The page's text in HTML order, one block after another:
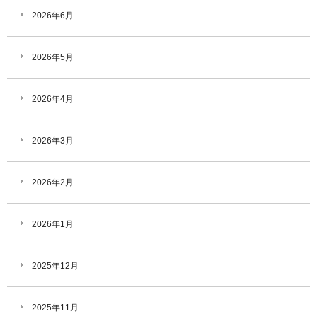
2026年6月
2026年5月
2026年4月
2026年3月
2026年2月
2026年1月
2025年12月
2025年11月